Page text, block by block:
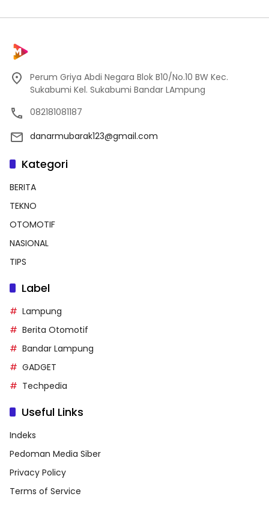
Perum Griya Abdi Negara Blok B10/No.10 BW Kec.
Sukabumi Kel. Sukabumi Bandar LAmpung
082181081187
danarmubarak123@gmail.com
Kategori
BERITA
TEKNO
OTOMOTIF
NASIONAL
TIPS
Label
Lampung
Berita Otomotif
Bandar Lampung
GADGET
Techpedia
Useful Links
Indeks
Pedoman Media Siber
Privacy Policy
Terms of Service